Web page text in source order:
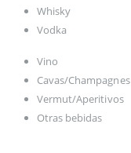
Whisky
Vodka
Vino
Cavas/Champagnes
Vermut/Aperitivos
Otras bebidas